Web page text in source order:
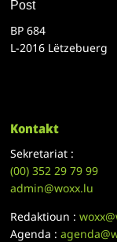
Post
BP 684
L-2016 Lëtzebuerg
Kontakt
Sekretariat :
(00)352 29 79 99
admin@woxx.lu
Redaktioun :
Agenda :